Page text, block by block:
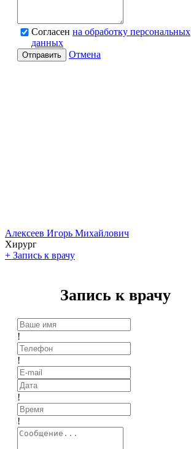
Согласен на обработку персональных
данных
Отправить Отмена
Алексеев Игорь Михайлович
Хирург
+ Запись к врачу
Запись к врачу
!
!
!
!